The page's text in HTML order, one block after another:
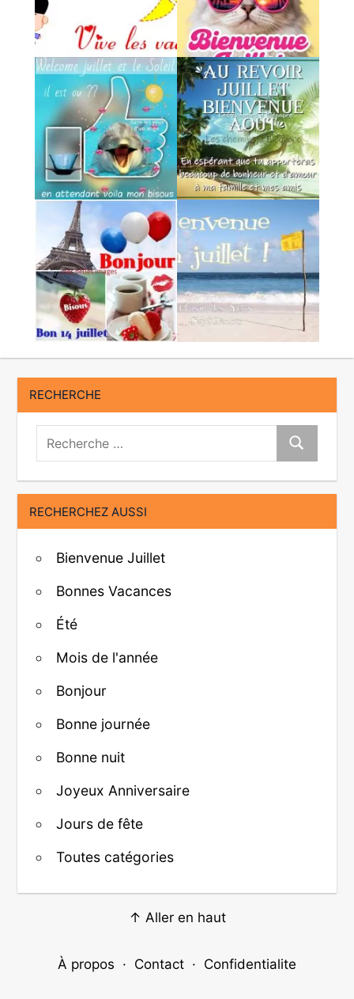
RECHERCHE
Recherche:
Recherche
RECHERCHEZ AUSSI
Bienvenue Juillet
Bonnes Vacances
Été
Mois de l'année
Bonjour
Bonne journée
Bonne nuit
Joyeux Anniversaire
Jours de fête
Toutes catégories
↑ Aller en haut
À propos · Contact · Confidentialite